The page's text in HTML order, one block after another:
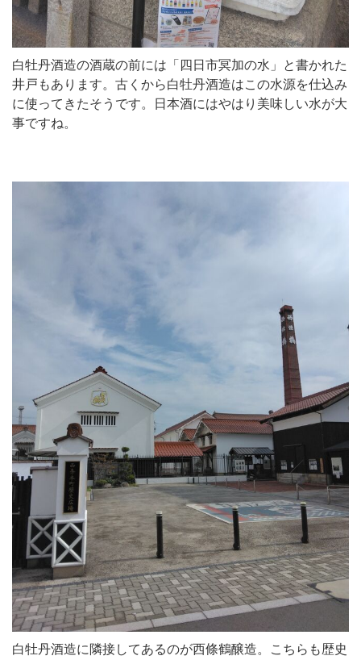
白牡丹酒造の酒蔵の前には「四日市冥加の水」と書かれた
井戸もあります。古くから白牡丹酒造はこの水源を仕込み
に使ってきたそうです。日本酒にはやはり美味しい水が大
事ですね。
白牡丹酒造に隣接してあるのが西條鶴醸造。こちらも歴史